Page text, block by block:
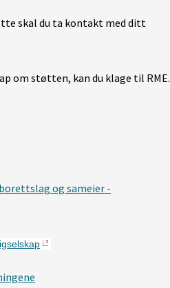
skal du ta kontakt med ditt
om støtten, kan du klage til RME.
og sameier -